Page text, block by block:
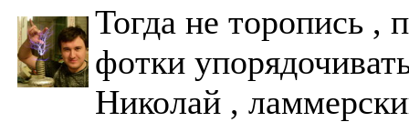
Тогда не торопись ,
фотки
Николай ,